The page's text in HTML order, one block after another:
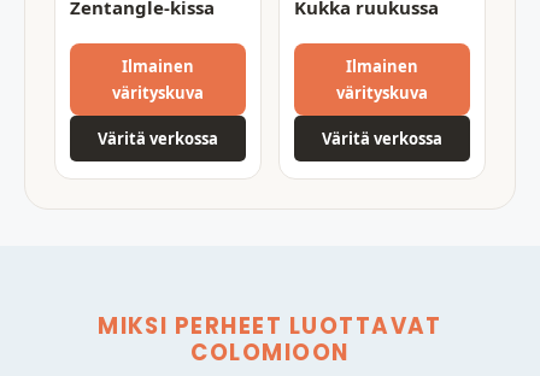
Zentangle-kissa
Ilmainen
värityskuva
Väritä verkossa
Kukka ruukussa
Ilmainen
värityskuva
Väritä verkossa
MIKSI PERHEET LUOTTAVAT
COLOMIOON